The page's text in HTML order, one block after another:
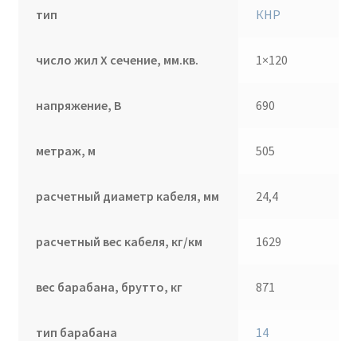
тип КНР
число жил Х сечение, мм.кв. 1×120
напряжение, В 690
метраж, м 505
расчетный диаметр кабеля, мм 24,4
расчетный вес кабеля, кг/км 1629
вес барабана, брутто, кг 871
тип барабана 14